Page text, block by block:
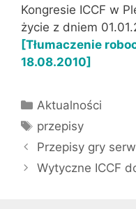
Kongresie ICCF w
życie z dniem
[Tłumaczenie
18.08.2010]
Kategorie
Aktualności
Tagi
przepisy
Przepisy gry
Wytyczne ICCF